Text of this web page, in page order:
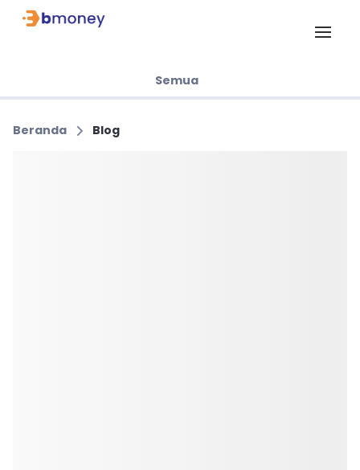
Semua
Beranda Blog